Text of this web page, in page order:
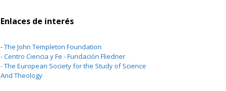
Enlaces de interés
-The John Templeton Foundation
-Centro Ciencia y Fe - Fundación Fliedner
-The European Society for the Study of Science
And Theology